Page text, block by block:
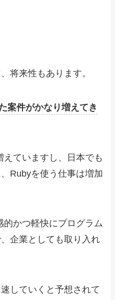
将来性もあります。
案件がかなり増えてき
ていますし、日本でも
Rubyを使う仕事は増加
かつ軽快にプログラム
企業としても取り入れ
していくと予想されて